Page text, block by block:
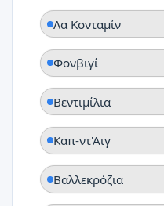
Λα Κονταμίν
Φονβιγί
Βεντιμίλια
Καπ-ντ'Αιγ
Βαλλεκρόζια